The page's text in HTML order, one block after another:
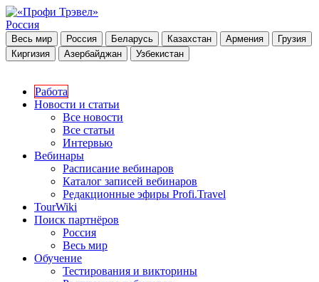
Россия
Весь мир Россия Беларусь Казахстан Армения
Грузия
Киргизия
Азербайджан Узбекистан
Работа
Новости и статьи
Все новости
Все статьи
Интервью
Вебинары
Расписание вебинаров
Каталог записей вебинаров
Редакционные эфиры Profi.Travel
TourWiki
Поиск партнёров
Россия
Весь мир
Обучение
Тестирования и викторины